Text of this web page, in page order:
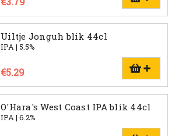
Uiltje Jonguh blik 44cl
IPA | 5.5%
€5.29
O'Hara's West Coast IPA blik 44cl
IPA | 6.2%